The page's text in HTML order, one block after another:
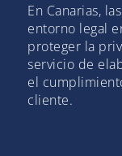
En Canarias,
entorno legal
proteger la
servicio de
el
cliente.